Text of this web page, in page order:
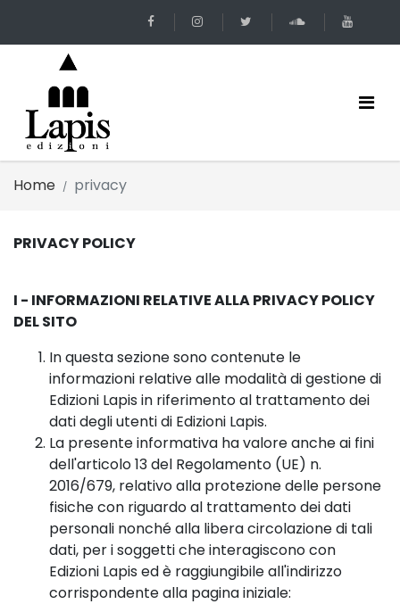
Home privacy
PRIVACY POLICY
I - INFORMAZIONI RELATIVE ALLA PRIVACY POLICY
DEL SITO
In questa sezione sono contenute le
informazioni relative alle modalità di gestione di
Edizioni Lapis in riferimento al trattamento dei
dati degli utenti di Edizioni Lapis.
La presente informativa ha valore anche ai fini
dell'articolo 13 del Regolamento (UE) n.
2016/679, relativo alla protezione delle persone
fisiche con riguardo al trattamento dei dati
personali nonché alla libera circolazione di tali
dati, per i soggetti che interagiscono con
Edizioni Lapis ed è raggiungibile all'indirizzo
corrispondente alla pagina iniziale: